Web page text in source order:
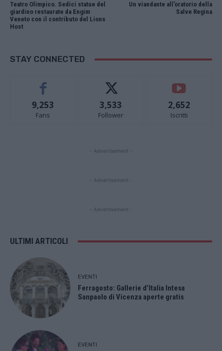
Teatro Olimpico. Sedici statue del
giardino restaurate da Engim
Veneto con il contributo del Lions
Host
Un viandante all’oratorio della
Salve Regina
STAY CONNECTED
9,253
Fans
3,533
Follower
2,652
Iscritti
- Advertisement -
- Advertisement -
- Advertisement -
ULTIMI ARTICOLI
EVENTI
Ferragosto: Gallerie d’Italia Intesa
Sanpaolo di Vicenza aperte gratis
EVENTI